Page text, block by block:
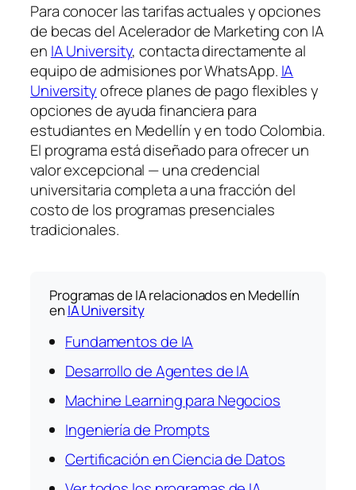
Para conocer las tarifas actuales y opciones
de becas del Acelerador de Marketing con IA
en IA University, contacta directamente al
equipo de admisiones por WhatsApp. IA
Universityofrece planes de pago flexibles y
opciones de ayuda financiera para
estudiantes en Medellín y en todo Colombia.
El programa está diseñado para ofrecer un
valor excepcional — una credencial
universitaria completa a una fracción del
costo de los programas presenciales
tradicionales.
Programas de IA relacionados en Medellín
en IA University
Fundamentos de IA
Desarrollo de Agentes de IA
Machine Learning para Negocios
Ingeniería de Prompts
Certificación en Ciencia de Datos